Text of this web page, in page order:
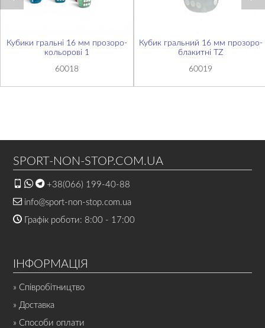
Кубики гральні 16 мм прозоро-
кольорові 1
60018
Кубик гральний 16 мм прозоро-
блакитні TZ
60019
SPORT-NON-STOP.COM.UA
+38(066) 199-40-88
info@sport-non-stop.com.ua
Графік роботи: 8:00 - 17:00
ІНФОРМАЦІЯ
» Співробітництво
» Доставка
» Способи оплати